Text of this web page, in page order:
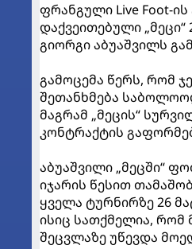
ფრანგული Live Foot-
დაქვეითებული „მეცი“
გიორგი აბუაშვილს
გამოცემა წერს, რომ
შეთანხმება
მაგრამ „მეცის“
კონტრაქტის
აბუაშვილი „მეცში“
იჯარის წესით
ყველა ტურნირზე 26
ისიც სათქმელია, რომ
შეცვლაზე უწევდა